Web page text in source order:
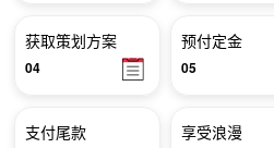
获取策划方案
04
预付定金
05
支付尾款 享受浪漫